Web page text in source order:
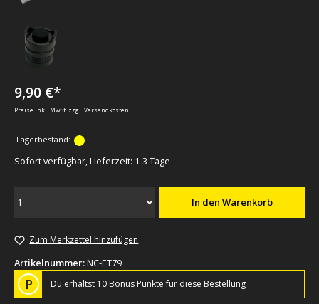
9,90 €*
Preise inkl. MwSt. zzgl. Versandkosten
Lagerbestand:
Sofort verfügbar, Lieferzeit: 1-3 Tage
In den Warenkorb
Zum Merkzettel hinzufügen
Artikelnummer:NC-ET79
P Du erhältst 10 Bonus Punkte für diese Bestellung